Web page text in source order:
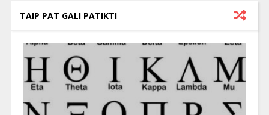
TAIP PAT GALI PATIKTI